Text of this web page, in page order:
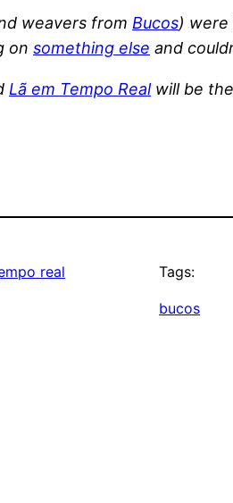
weavers from Bucos) were
on something else and
Lã em Tempo Realwill be
real Tags:
bucos